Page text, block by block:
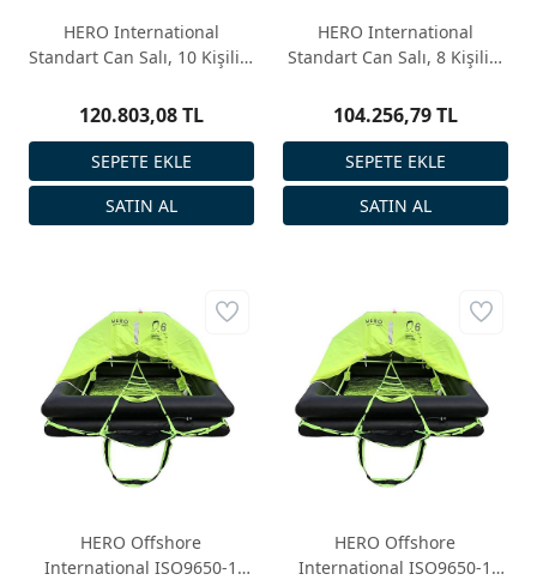
HERO International
Standart Can Salı, 10 Kişilik,
120.803,08 TL
HERO International
Standart Can Salı, 8 Kişilik,
104.256,79 TL
HERO Offshore
International ISO9650-1
HERO Offshore
International ISO9650-1